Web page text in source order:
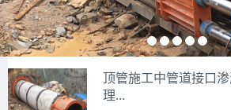
顶管施工中管道接口
理...